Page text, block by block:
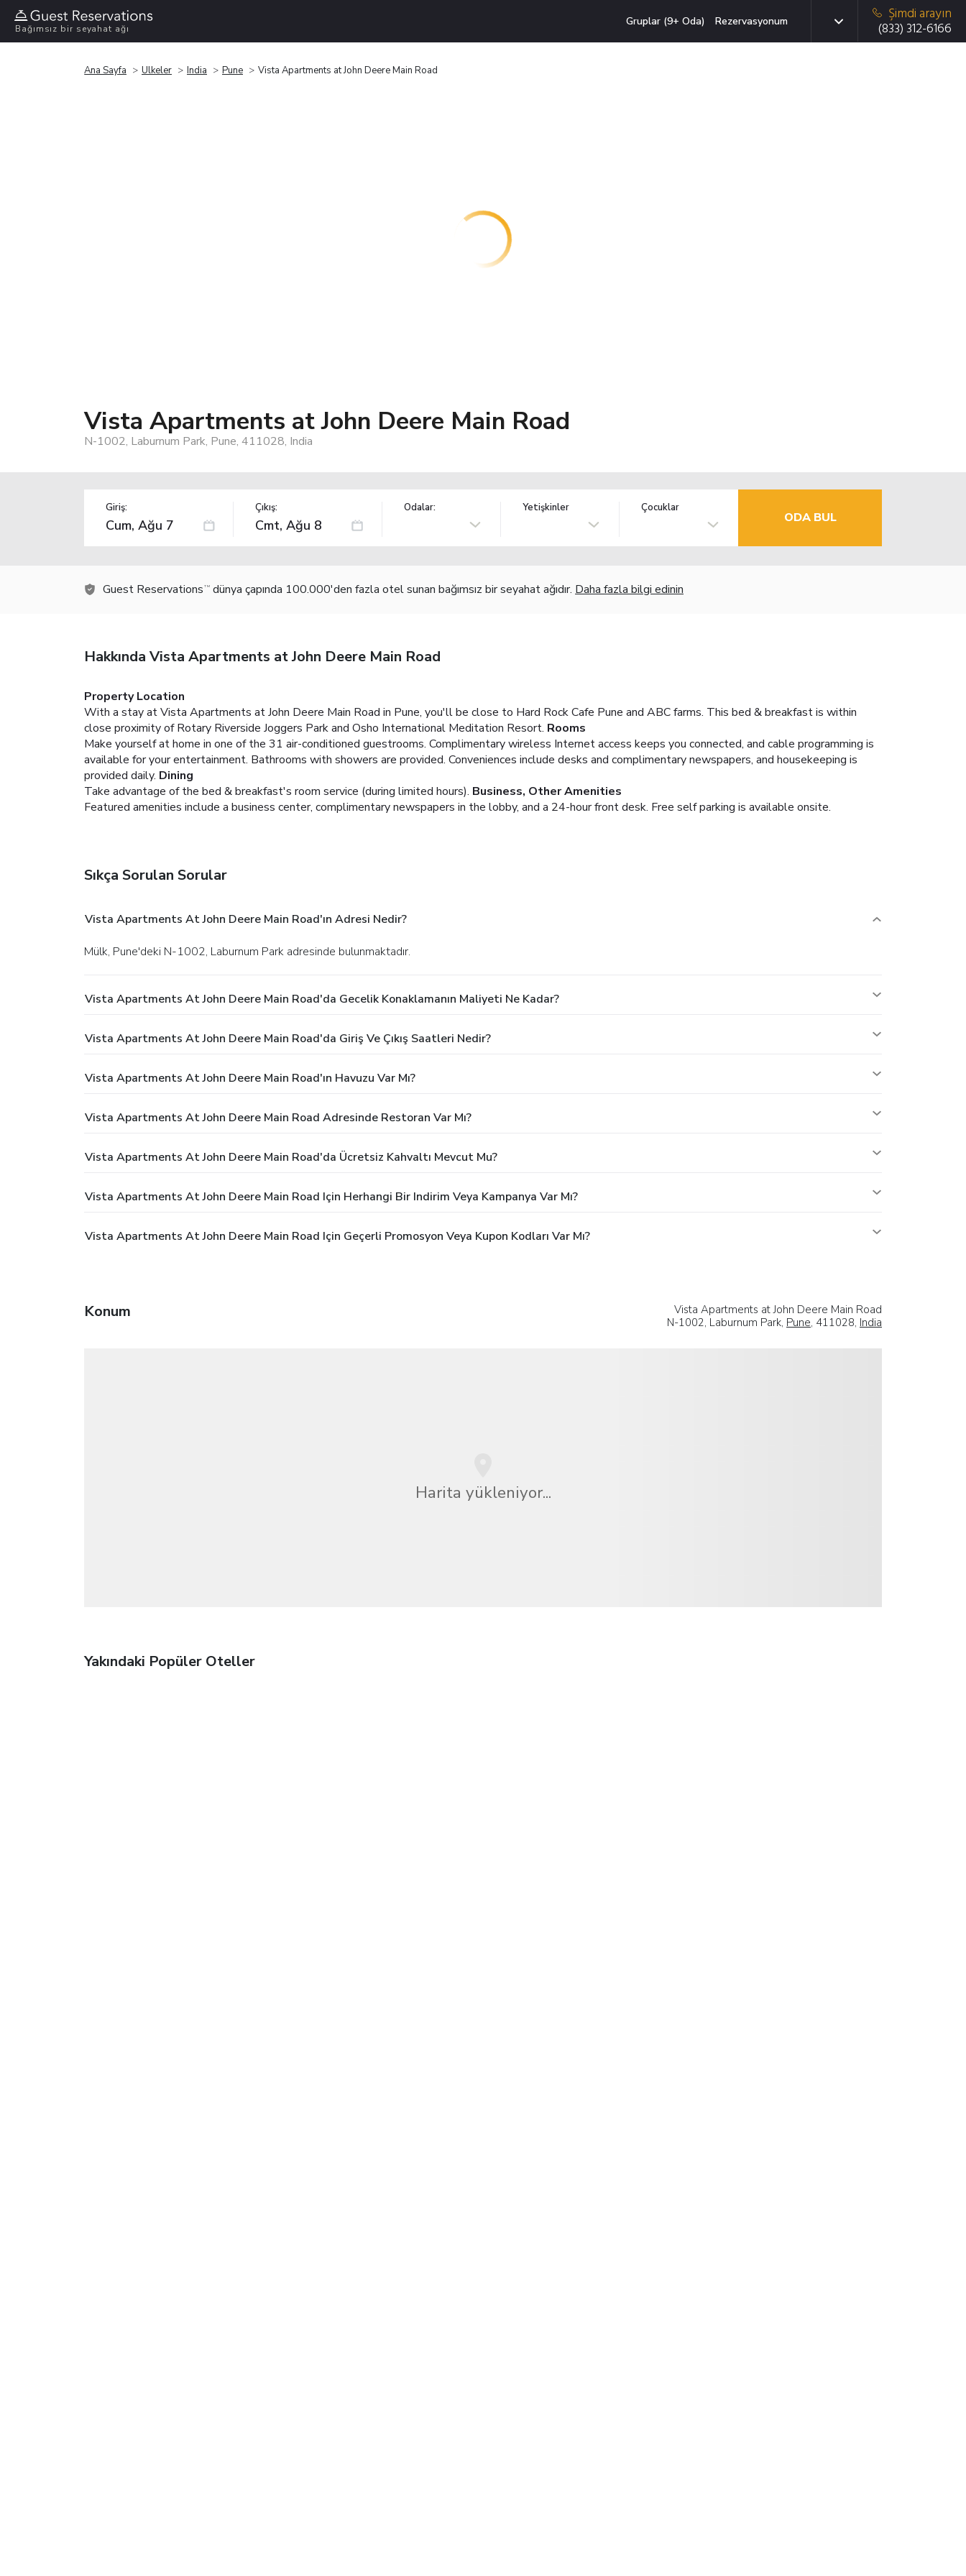
Bağımsız bir seyahat ağı
Gruplar (9+ Oda) Rezervasyonum
Şimdi arayın
(833) 312-6166
Ana Sayfa Ülkeler India Pune Vista Apartments at John Deere Main Road
Vista Apartments at John Deere Main Road
N-1002, Laburnum Park, Pune, 411028, India
Giriş: Çıkış: Odalar: Yetişkinler Çocuklar
ODA BUL
Guest Reservations TM dünya çapında 100.000'den fazla otel sunan bağımsız bir seyahat ağıdır. Daha fazla bilgi edinin
Hakkında Vista Apartments at John Deere Main Road
Property Location
With a stay at Vista Apartments at John Deere Main Road in Pune, you'll be close to Hard Rock Cafe Pune and ABC farms. This bed & breakfast is within
close proximity of Rotary Riverside Joggers Park and Osho International Meditation Resort. Rooms
Make yourself at home in one of the 31 air-conditioned guestrooms. Complimentary wireless Internet access keeps you connected, and cable programming is
available for your entertainment. Bathrooms with showers are provided. Conveniences include desks and complimentary newspapers, and housekeeping is
provided daily. Dining
Take advantage of the bed & breakfast's room service (during limited hours). Business, Other Amenities
Featured amenities include a business center, complimentary newspapers in the lobby, and a 24-hour front desk. Free self parking is available onsite.
Sıkça Sorulan Sorular
Vista Apartments At John Deere Main Road'ın Adresi Nedir?
Mülk, Pune'deki N-1002, Laburnum Park adresinde bulunmaktadır.
Vista Apartments At John Deere Main Road'da Gecelik Konaklamanın Maliyeti Ne Kadar?
Vista Apartments At John Deere Main Road'da Giriş Ve Çıkış Saatleri Nedir?
Vista Apartments At John Deere Main Road'ın Havuzu Var Mı?
Vista Apartments At John Deere Main Road Adresinde Restoran Var Mı?
Vista Apartments At John Deere Main Road'da Ücretsiz Kahvaltı Mevcut Mu?
Vista Apartments At John Deere Main Road Için Herhangi Bir Indirim Veya Kampanya Var Mı?
Vista Apartments At John Deere Main Road Için Geçerli Promosyon Veya Kupon Kodları Var Mı?
Konum
Vista Apartments at John Deere Main Road
N-1002, Laburnum Park, Pune, 411028, India
Harita yükleniyor...
Yakındaki Popüler Oteller